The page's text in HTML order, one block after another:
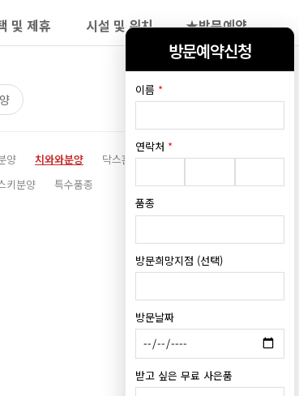
및 제휴 시설 및 위치 ★방문예약
양 치와와분양 닥스훈트분양
시츄분양
키분양 특수품종
방문예약신청
이름 *
연락처 *
품종
방문희망지점 (선택)
방문날짜
받고 싶은 무료 사은품